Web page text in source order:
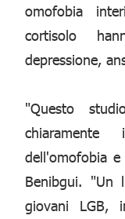
omofobia
cortisolo
depressione,
"Questo
dell'omofobia
Benibgui. "Un
giovani LGB,